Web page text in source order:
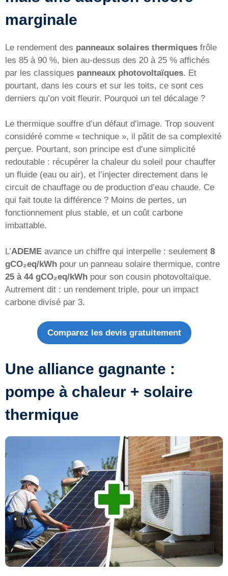
marginale
Le rendement des panneaux solaires thermiques frôle
les 85 à 90 %, bien au-dessus des 20 à 25 % affichés
par les classiques panneaux photovoltaïques. Et
pourtant, dans les cours et sur les toits, ce sont ces
derniers qu’on voit fleurir. Pourquoi un tel décalage ?
Le thermique souffre d’un défaut d’image. Trop souvent
considéré comme « technique », il pâtit de sa complexité
perçue. Pourtant, son principe est d’une simplicité
redoutable : récupérer la chaleur du soleil pour chauffer
un fluide (eau ou air), et l’injecter directement dans le
circuit de chauffage ou de production d’eau chaude. Ce
qui fait toute la différence ? Moins de pertes, un
fonctionnement plus stable, et un coût carbone
imbattable.
L’ADEME avance un chiffre qui interpelle : seulement 8
gCO₂eq/kWh pour un panneau solaire thermique, contre
25 à 44 gCO₂eq/kWh pour son cousin photovoltaïque.
Autrement dit : un rendement triple, pour un impact
carbone divisé par 3.
Comparez les devis gratuitement
Une alliance gagnante :
pompe à chaleur + solaire
thermique